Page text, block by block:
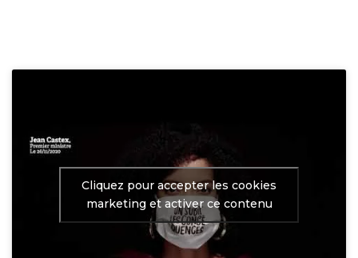
Cliquez pour accepter les cookies
marketing et activer ce contenu